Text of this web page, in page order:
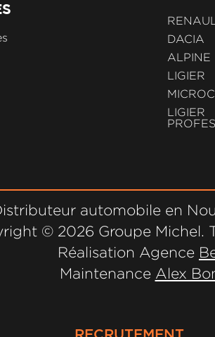
DACIA
ALPINE
LIGIER
LIGIER
automobile en
© 2026 Groupe Michel.
Réalisation Agence
Maintenance Alex